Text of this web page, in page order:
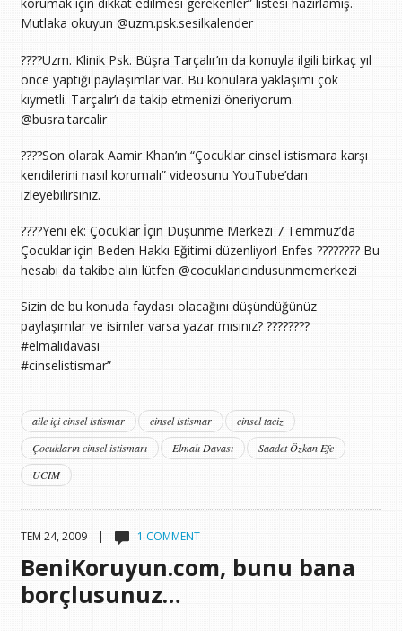
korumak için dikkat edilmesi gerekenler” listesi hazırlamış.
Mutlaka okuyun @uzm.psk.sesilkalender
????️Uzm. Klinik Psk. Büşra Tarçalır’ın da konuyla ilgili birkaç yıl
önce yaptığı paylaşımlar var. Bu konulara yaklaşımı çok
kıymetli. Tarçalır’ı da takip etmenizi öneriyorum.
@busra.tarcalir
????️Son olarak Aamir Khan’ın “Çocuklar cinsel istismara karşı
kendilerini nasıl korumalı” videosunu YouTube’dan
izleyebilirsiniz.
????️Yeni ek: Çocuklar İçin Düşünme Merkezi 7 Temmuz’da
Çocuklar için Beden Hakkı Eğitimi düzenliyor! Enfes ???????? Bu
hesabı da takibe alın lütfen @cocuklaricindusunmemerkezi
Sizin de bu konuda faydası olacağını düşündüğünüz
paylaşımlar ve isimler varsa yazar mısınız? ????????
#elmalıdavası
#cinselistismar”
aile içi cinsel istismar cinsel istismar
cinsel taciz
Çocukların cinsel istismarı
Elmalı Davası
Saadet Özkan Efe
UCIM
TEM 24, 2009 | 1 COMMENT
BeniKoruyun.com, bunu bana
borçlusunuz…